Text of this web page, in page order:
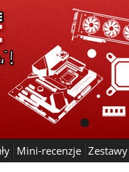
Mini-recenzje